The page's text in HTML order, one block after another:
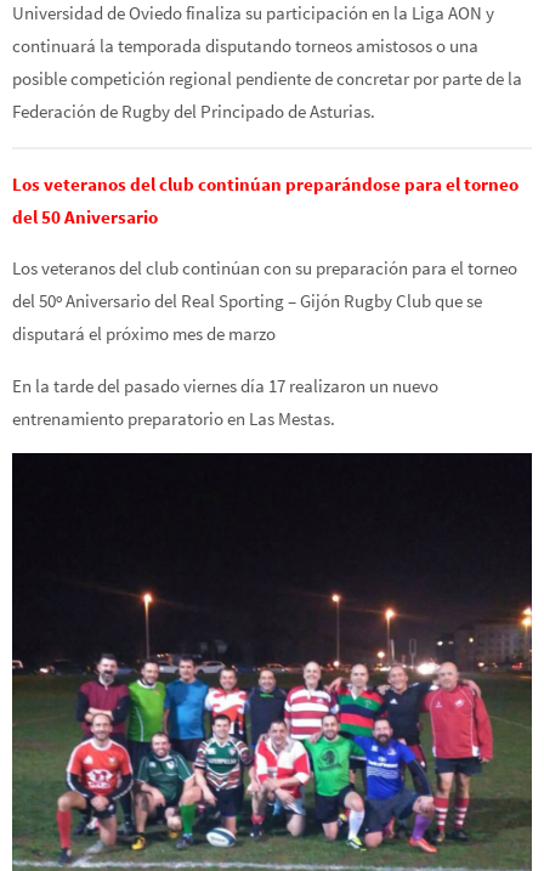
Universidad de Oviedo finaliza su participación en la Liga AON y
continuará la temporada disputando torneos amistosos o una
posible competición regional pendiente de concretar por parte de la
Federación de Rugby del Principado de Asturias.
Los veteranos del club continúan preparándose para el torneo
del 50 Aniversario
Los veteranos del club continúan con su preparación para el torneo
del 50º Aniversario del Real Sporting – Gijón Rugby Club que se
disputará el próximo mes de marzo
En la tarde del pasado viernes día 17 realizaron un nuevo
entrenamiento preparatorio en Las Mestas.